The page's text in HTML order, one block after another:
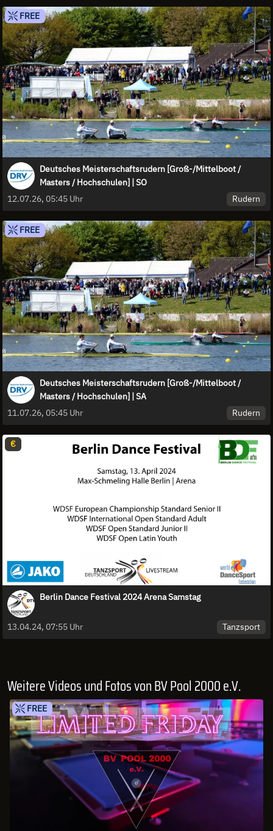
FREE
Deutsches Meisterschaftsrudern [Groß-/Mittelboot /
Masters / Hochschulen] | SO
12.07.26, 05:45 Uhr
Rudern
FREE
Deutsches Meisterschaftsrudern [Groß-/Mittelboot /
Masters / Hochschulen] | SA
11.07.26, 05:45 Uhr
Rudern
€
Berlin Dance Festival 2024 Arena Samstag
13.04.24, 07:55 Uhr Tanzsport
Weitere Videos und Fotos von BV Pool 2000 e.V.
FREE